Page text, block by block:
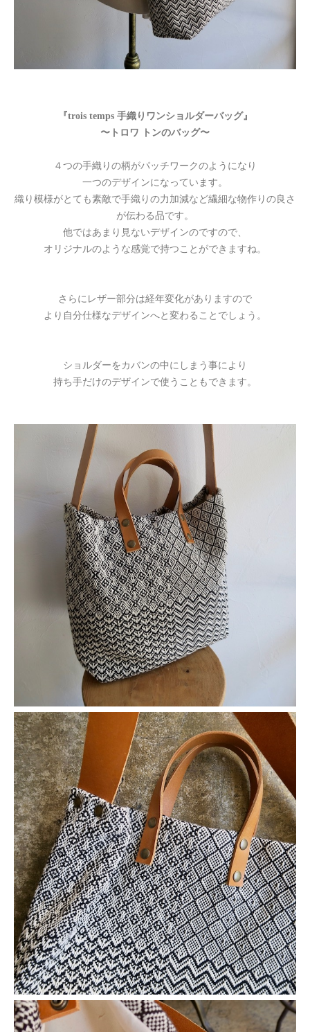
『trois temps 手織りワンショルダーバッグ』
〜トロワ トンのバッグ〜
４つの手織りの柄がパッチワークのようになり
一つのデザインになっています。
織り模様がとても素敵で手織りの力加減など繊細な物作りの良さ
が伝わる品です。
他ではあまり見ないデザインのですので、
オリジナルのような感覚で持つことができますね。
さらにレザー部分は経年変化がありますので
より自分仕様なデザインへと変わることでしょう。
ショルダーをカバンの中にしまう事により
持ち手だけのデザインで使うこともできます。